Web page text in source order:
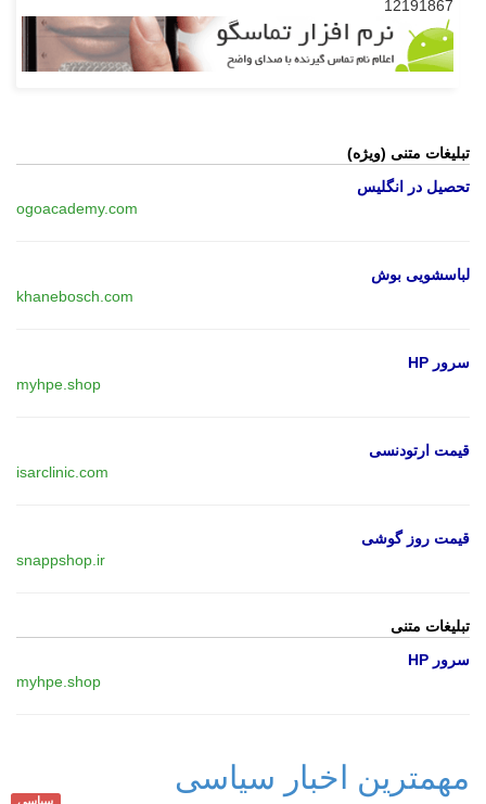
12191867
تبلیغات متنی (ویژه)
تحصیل در انگلیس
ogoacademy.com
لباسشویی بوش
khanebosch.com
سرور HP
myhpe.shop
قیمت ارتودنسی
isarclinic.com
قیمت روز گوشی
snappshop.ir
تبلیغات متنی
سرور HP
myhpe.shop
مهمترین اخبار سیاسی
سیاسی